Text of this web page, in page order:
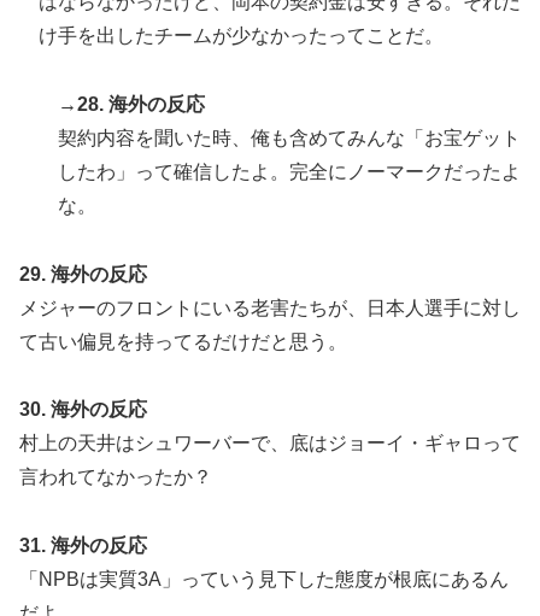
け手を出したチームが少なかったってことだ。
→28. 海外の反応
契約内容を聞いた時、俺も含めてみんな「お宝ゲット
したわ」って確信したよ。完全にノーマークだったよ
な。
29. 海外の反応
メジャーのフロントにいる老害たちが、日本人選手に対し
て古い偏見を持ってるだけだと思う。
30. 海外の反応
村上の天井はシュワーバーで、底はジョーイ・ギャロって
言われてなかったか？
31. 海外の反応
「NPBは実質3A」っていう見下した態度が根底にあるん